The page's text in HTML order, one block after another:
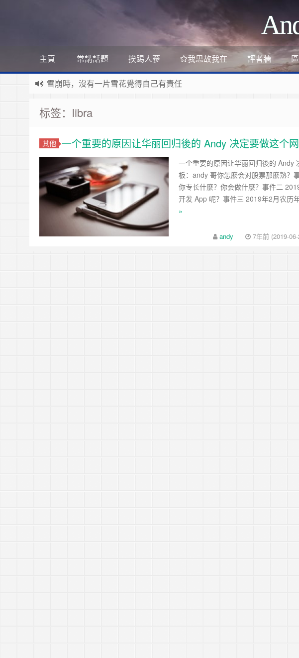
主頁 常講話題 挨踢人蔘 我思故我在 評者牆
雪崩時，沒有一片雪花覺得自己有責任
如何讓玩家一直沉迷
如何讓玩家拉幫結派
如何讓玩家充值更多
如何實現隱性的現金賭博和金幣交易
遇事不決 量子力學
文昭論古論今
好看的皮囊千篇一律 有趣的靈魂萬裡挑一
Raft PBFT
Reliable, Replicated, Redundant, And Fault-Tolerant
Practical Byzantine Fault Tolerant
受人之辱，不動一色
查人之過，不揚於眾
覺人之詐，不憤於言
Google 如何進行 Code Review – 6
https://tachingchen.com/tw/blog/how-to-do-a-code-review-by-google-6/
Google 如何進行 Code Review – 5
https://tachingchen.com/tw/blog/how-to-do-a-code-review-by-google-5/
Google 如何進行 Code Review – 4
喜大普奔
聞快天相
當我以為那是一個知識點，其實那是一個知識圓
标签：libra
其他 一个重要的原因让华丽回归後的 Andy 决定要做这个
一个重要的原因让华丽回归後的 Andy
板：andy 哥你怎麽会对股票那麽熟？
你专长什麽？你会做什麽？事件二
开发 App 呢？事件三 2019年2月农
»
andy 7年前 (2019-